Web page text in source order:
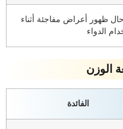
ظهور أعراض مفاجئة أثناء
الدواء
الوزن
الفائدة